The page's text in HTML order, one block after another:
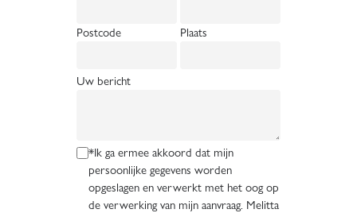
Postcode Plaats
Uw bericht
*Ik ga ermee akkoord dat mijn
persoonlijke gegevens worden
opgeslagen en verwerkt met het oog op
de verwerking van mijn aanvraag. Melitta